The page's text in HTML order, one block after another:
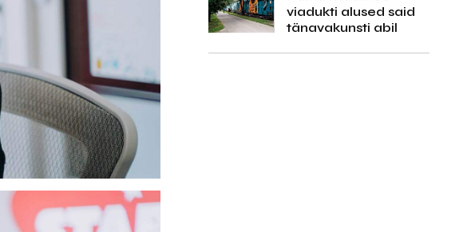
viadukti alused said
tänavakunsti abil